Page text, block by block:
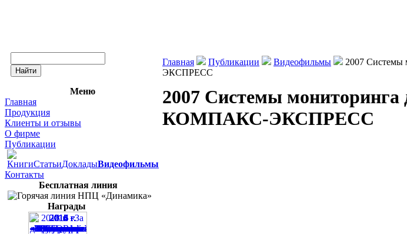
Меню
Главная
Продукция
Клиенты и отзывы
О фирме
Публикации
КнигиСтатьиДокладыВидеофильмы
Контакты
Бесплатная линия
Награды
Главная Публикации Видеофильмы
2007 Системы
ЭКСПРЕСС
2007 Системы мониторинга
КОМПАКС-ЭКСПРЕСС